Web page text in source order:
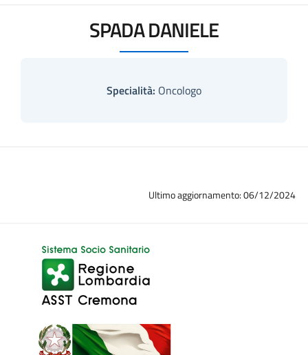
SPADA DANIELE
Specialità: Oncologo
Ultimo aggiornamento: 06/12/2024